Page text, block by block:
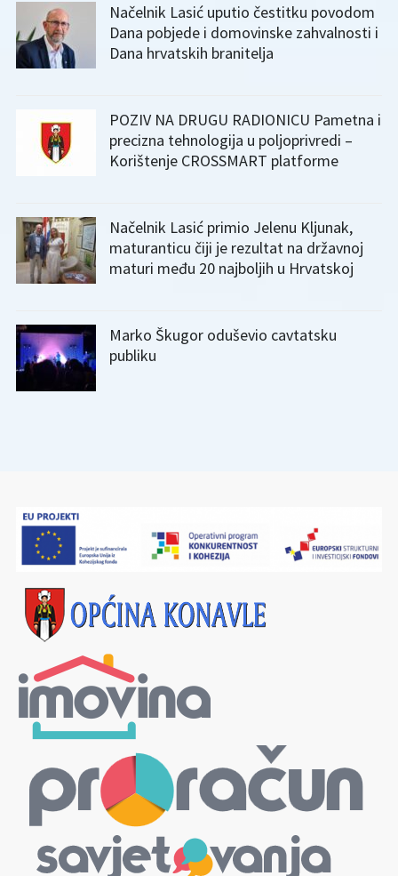
Načelnik Lasić uputio čestitku povodom
Dana pobjede i domovinske zahvalnosti i
Dana hrvatskih branitelja
POZIV NA DRUGU RADIONICU Pametna i
precizna tehnologija u poljoprivredi –
Korištenje CROSSMART platforme
Načelnik Lasić primio Jelenu Kljunak,
maturanticu čiji je rezultat na državnoj
maturi među 20 najboljih u Hrvatskoj
Marko Škugor oduševio cavtatsku
publiku